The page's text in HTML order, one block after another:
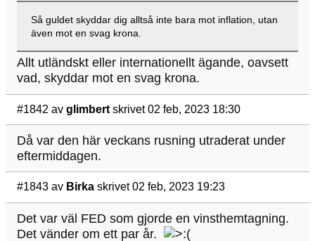
Så guldet skyddar dig alltså inte bara mot inflation, utan
även mot en svag krona.
Allt utländskt eller internationellt ägande, oavsett
vad, skyddar mot en svag krona.
#1842 av glimbert skrivet 02 feb, 2023 18:30
Då var den här veckans rusning utraderat under
eftermiddagen.
#1843 av Birka skrivet 02 feb, 2023 19:23
Det var väl FED som gjorde en vinsthemtagning.
Det vänder om ett par år.